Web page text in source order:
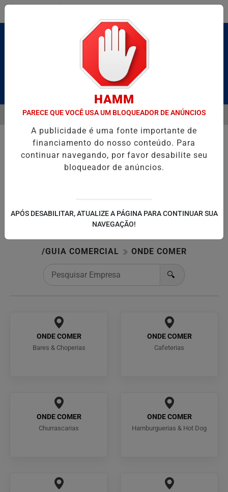
Pesquisar Notícia
BRUTO” HOMENAGEIA UZIEL BUENO NO TERRAÇO MINEIRO
EM ALTA
MENU
/GUIA COMERCIAL ONDE COMER
🔍
ONDE COMER
Bares & Choperias
ONDE COMER
Cafeterias
ONDE COMER
Churrascarias
ONDE COMER
Hamburguerias & Hot Dog
HAMM
PARECE QUE VOCÊ USA UM BLOQUEADOR DE ANÚNCIOS
A publicidade é uma fonte importante de
financiamento do nosso conteúdo. Para
continuar navegando, por favor desabilite seu
bloqueador de anúncios.
APÓS DESABILITAR, ATUALIZE A PÁGINA PARA CONTINUAR SUA
NAVEGAÇÃO!